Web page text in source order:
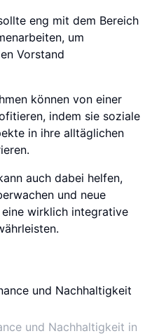
eng mit dem Bereich
um
Vorstand
können von einer
indem sie soziale
in ihre alltäglichen
auch dabei helfen,
und neue
wirklich integrative
und Nachhaltigkeit in